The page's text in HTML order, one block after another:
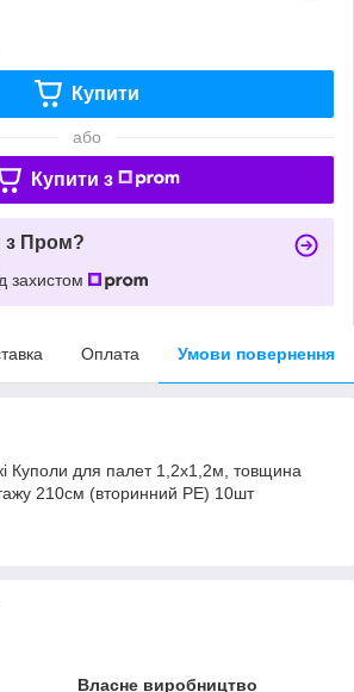
Купити
або
Купити з
з Пром?
захистом
Оплата Умови повернення
Куполи для палет 1,2х1,2м, товщина
210см (вторинний PE) 10шт
Власне виробництво